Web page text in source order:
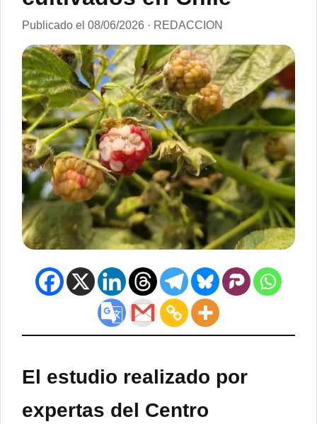
Publicado el 08/06/2026 · REDACCION
El estudio realizado por
expertas del Centro